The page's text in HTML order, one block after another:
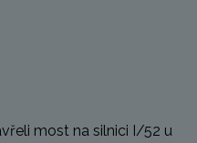
most na silnici I/52 u